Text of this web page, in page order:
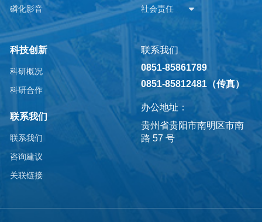
磷化影音
社会责任
科技创新
科研概况
科研合作
联系我们
联系我们
咨询建议
关联链接
联系我们
0851-85861789
0851-85812481（传真）
办公地址：
贵州省贵阳市南明区市南
路 57 号